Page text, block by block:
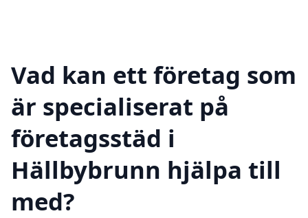
Vad kan ett företag som
är specialiserat på
företagsstäd i
Hällbybrunn hjälpa till
med?